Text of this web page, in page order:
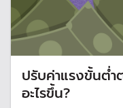
ปรับค่าแรงขั้นต่ำ
อะไรขึ้น?